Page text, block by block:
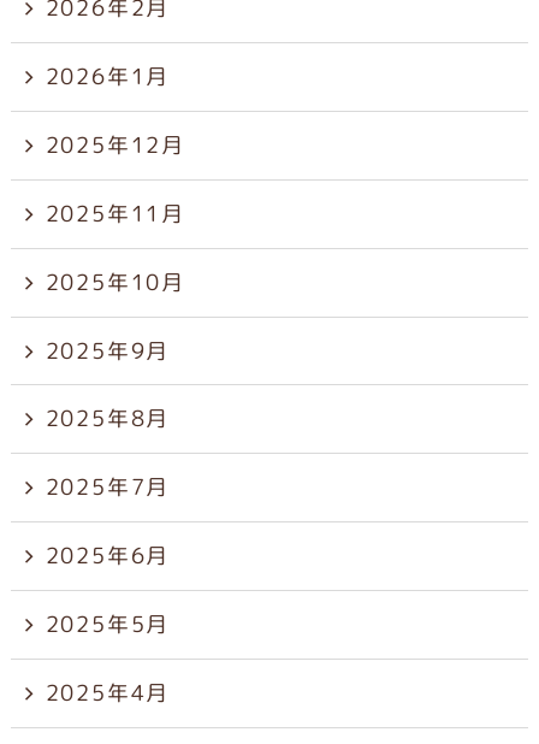
2026年2月
2026年1月
2025年12月
2025年11月
2025年10月
2025年9月
2025年8月
2025年7月
2025年6月
2025年5月
2025年4月